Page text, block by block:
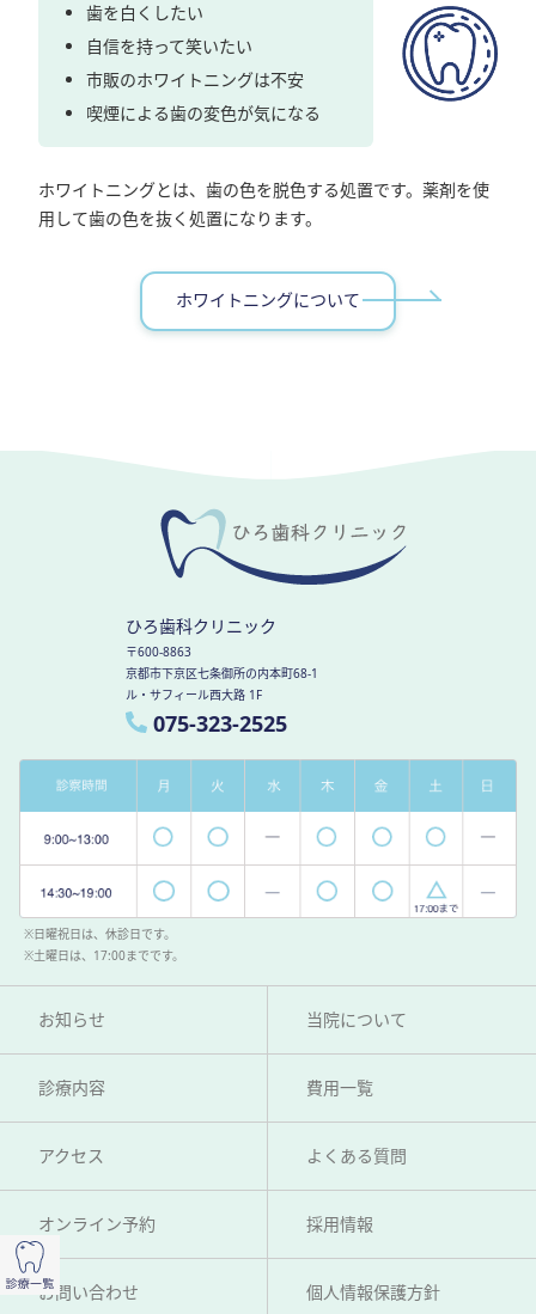
歯を白くしたい
自信を持って笑いたい
市販のホワイトニングは不安
喫煙による歯の変色が気になる
ホワイトニングとは、歯の色を脱色する処置です。薬剤を使
用して歯の色を抜く処置になります。
ホワイトニングについて
ひろ歯科クリニック
〒600-8863
京都市下京区七条御所の内本町68-1
ル・サフィール西大路 1F
075-323-2525
※日曜祝日は、休診日です。
※土曜日は、17:00までです。
お知らせ 当院について
診療内容 費用一覧
アクセス よくある質問
オンライン予約 採用情報
お問い合わせ 個人情報保護方針